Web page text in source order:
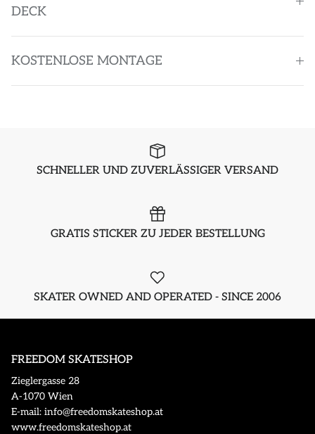
DECK
KOSTENLOSE MONTAGE
SCHNELLER UND ZUVERLÄSSIGER VERSAND
GRATIS STICKER ZU JEDER BESTELLUNG
SKATER OWNED AND OPERATED - SINCE 2006
FREEDOM SKATESHOP
Zieglergasse 28
A-1070 Wien
E-mail: info@freedomskateshop.at
www.freedomskateshop.at